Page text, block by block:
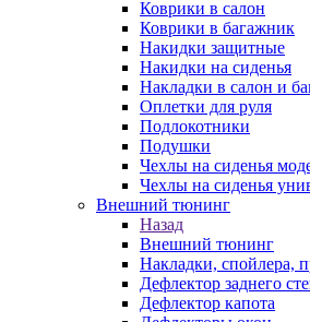
Коврики в салон
Коврики в багажник
Накидки защитные
Накидки на сиденья
Накладки в салон и
Оплетки для руля
Подлокотники
Подушки
Чехлы на сиденья
Чехлы на сиденья
Внешний тюнинг
Назад
Внешний тюнинг
Накладки, спойлера,
Дефлектор заднего
Дефлектор капота